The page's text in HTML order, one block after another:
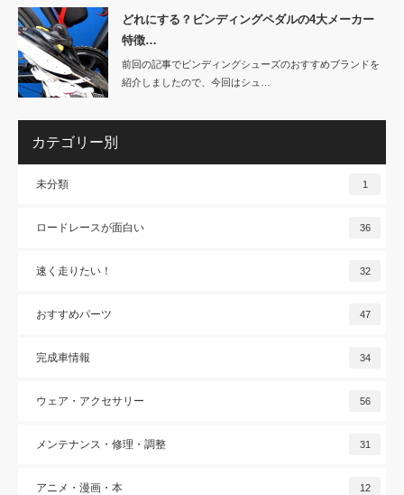
どれにする？ビンディングペダルの4大メーカー
特徴…
前回の記事でビンディングシューズのおすすめブランドを
紹介しましたので、今回はシュ…
カテゴリー別
未分類 1
ロードレースが面白い 36
速く走りたい！ 32
おすすめパーツ 47
完成車情報 34
ウェア・アクセサリー 56
メンテナンス・修理・調整 31
アニメ・漫画・本 12